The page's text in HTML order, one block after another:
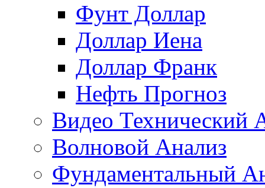
Фунт Доллар
Доллар Иена
Доллар Франк
Нефть Прогноз
Видео Технический
Волновой Анализ
Фундаментальный